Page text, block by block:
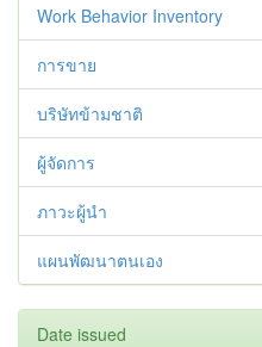
Work Behavior Inventory
การขาย
บริษัทข้ามชาติ
ผู้จัดการ
ภาวะผู้นำ
แผนพัฒนาตนเอง
Date issued